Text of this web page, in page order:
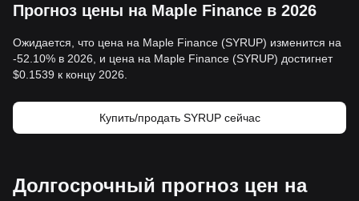
Прогноз цены на Maple Finance в 2026
Ожидается, что цена на Maple Finance (SYRUP) изменится на
-52.10% в 2026, и цена на Maple Finance (SYRUP) достигнет
$0.1539 к концу 2026.
Купить/продать SYRUP сейчас
Долгосрочный прогноз цен на